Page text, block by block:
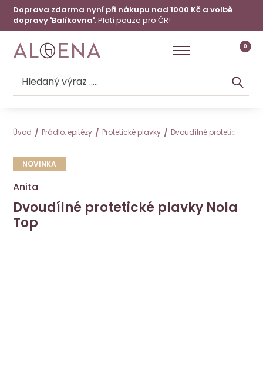
Doprava zdarma nyní při nákupu nad 1000 Kč a volbě
dopravy 'Balíkovna'.Platí pouze pro ČR!
0
Úvod Prádlo, epitézy Protetické plavky Dvoudílné protetické
NOVINKA
Anita
Dvoudílné protetické plavky Nola
Top